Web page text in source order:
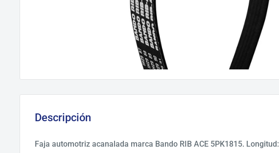
Descripción
Faja automotriz acanalada marca Bando RIB ACE 5PK1815. Longitud: